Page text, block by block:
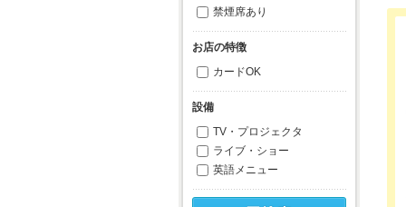
禁煙席あり
お店の特徴
カードOK
設備
TV・プロジェクタ
ライブ・ショー
英語メニュー